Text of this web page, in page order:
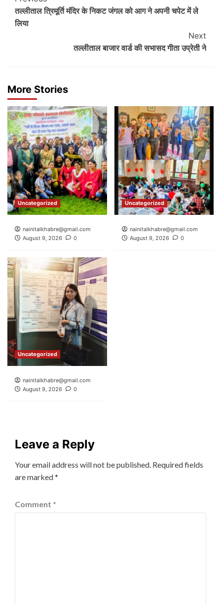
Navigation
तल्लीताल त्रिमूर्ति मंदिर के निकट जंगल को आग ने अपनी चपेट में ले
लिया
Next
तल्लीताल बाजार वार्ड की सभासद गीता उप्रेती ने
More Stories
Uncategorized
nainitalkhabre@gmail.com
August 9, 2026
0
Uncategorized
nainitalkhabre@gmail.com
August 9, 2026
0
Uncategorized
nainitalkhabre@gmail.com
August 9, 2026
0
Leave a Reply
Your email address will not be published. Required fields
are marked*
Comment *